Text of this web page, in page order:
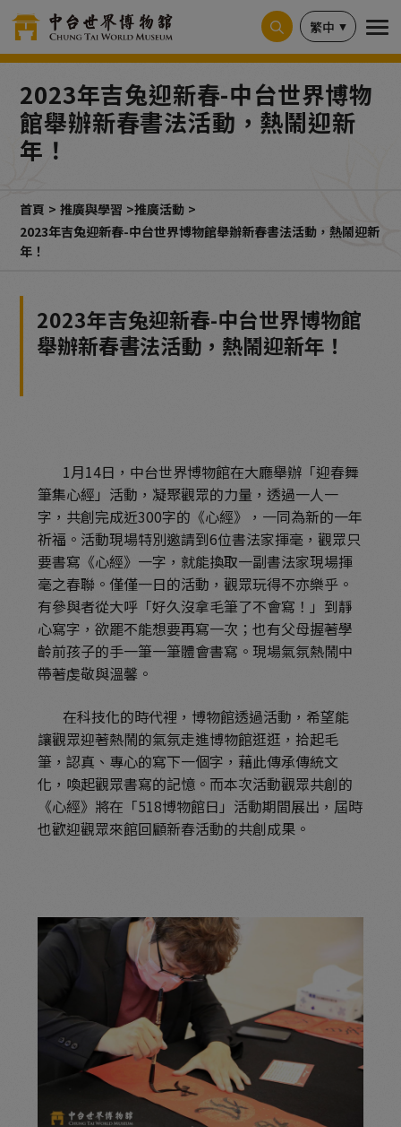
繁中
2023年吉兔迎新春-中台世界博物
館舉辦新春書法活動，熱鬧迎新
年！
首頁 推廣與學習
推廣活動
2023年吉兔迎新春-中台世界博物館舉辦新春書法活動，熱鬧迎新
年！
2023年吉兔迎新春-中台世界博物館
舉辦新春書法活動，熱鬧迎新年！
1月14日，中台世界博物館在大廳舉辦「迎春舞
筆集心經」活動，凝聚觀眾的力量，透過一人一
字，共創完成近300字的《心經》，一同為新的一年
祈福。活動現場特別邀請到6位書法家揮毫，觀眾只
要書寫《心經》一字，就能換取一副書法家現場揮
毫之春聯。僅僅一日的活動，觀眾玩得不亦樂乎。
有參與者從大呼「好久沒拿毛筆了不會寫！」到靜
心寫字，欲罷不能想要再寫一次；也有父母握著學
齡前孩子的手一筆一筆體會書寫。現場氣氛熱鬧中
帶著虔敬與溫馨。
在科技化的時代裡，博物館透過活動，希望能
讓觀眾迎著熱鬧的氣氛走進博物館逛逛，拾起毛
筆，認真、專心的寫下一個字，藉此傳承傳統文
化，喚起觀眾書寫的記憶。而本次活動觀眾共創的
《心經》將在「518博物館日」活動期間展出，屆時
也歡迎觀眾來館回顧新春活動的共創成果。
Cookie管理面板